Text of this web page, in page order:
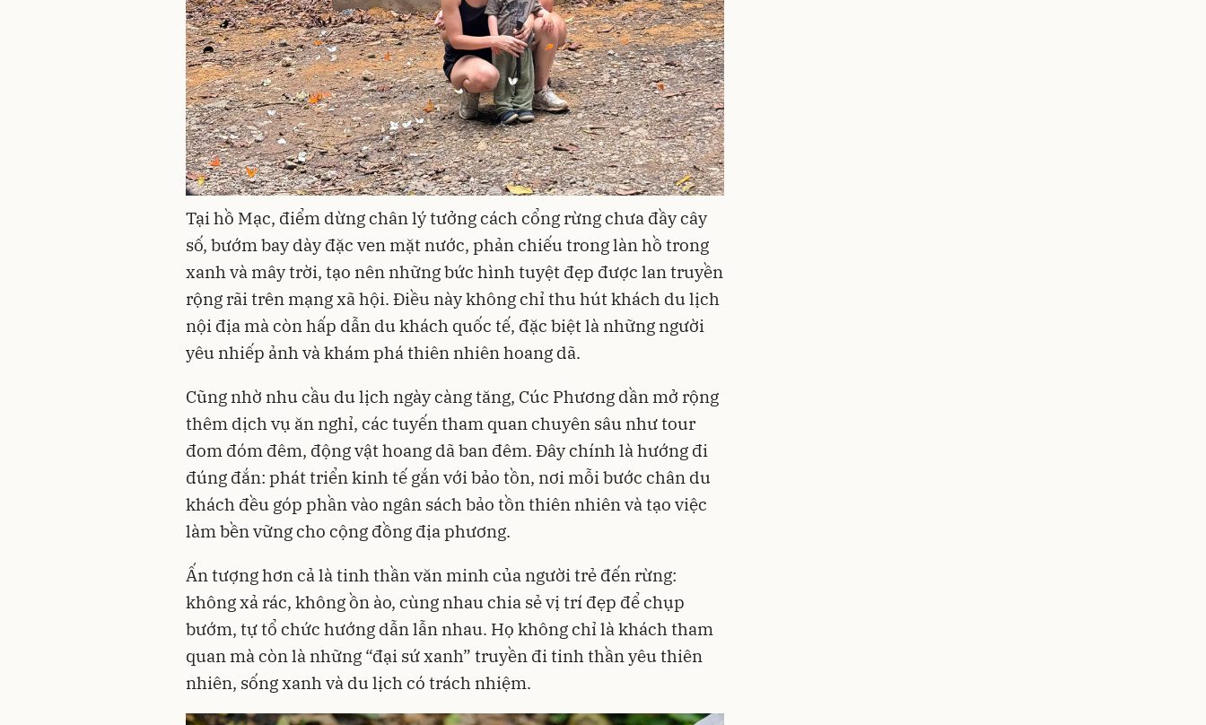
Tại hồ Mạc, điểm dừng chân lý tưởng cách cổng rừng chưa đầy cây
số, bướm bay dày đặc ven mặt nước, phản chiếu trong làn hồ trong
xanh và mây trời, tạo nên những bức hình tuyệt đẹp được lan truyền
rộng rãi trên mạng xã hội. Điều này không chỉ thu hút khách du lịch
nội địa mà còn hấp dẫn du khách quốc tế, đặc biệt là những người
yêu nhiếp ảnh và khám phá thiên nhiên hoang dã.
Cũng nhờ nhu cầu du lịch ngày càng tăng, Cúc Phương dần mở rộng
thêm dịch vụ ăn nghỉ, các tuyến tham quan chuyên sâu như tour
đom đóm đêm, động vật hoang dã ban đêm. Đây chính là hướng đi
đúng đắn: phát triển kinh tế gắn với bảo tồn, nơi mỗi bước chân du
khách đều góp phần vào ngân sách bảo tồn thiên nhiên và tạo việc
làm bền vững cho cộng đồng địa phương.
Ấn tượng hơn cả là tinh thần văn minh của người trẻ đến rừng:
không xả rác, không ồn ào, cùng nhau chia sẻ vị trí đẹp để chụp
bướm, tự tổ chức hướng dẫn lẫn nhau. Họ không chỉ là khách tham
quan mà còn là những “đại sứ xanh” truyền đi tinh thần yêu thiên
nhiên, sống xanh và du lịch có trách nhiệm.